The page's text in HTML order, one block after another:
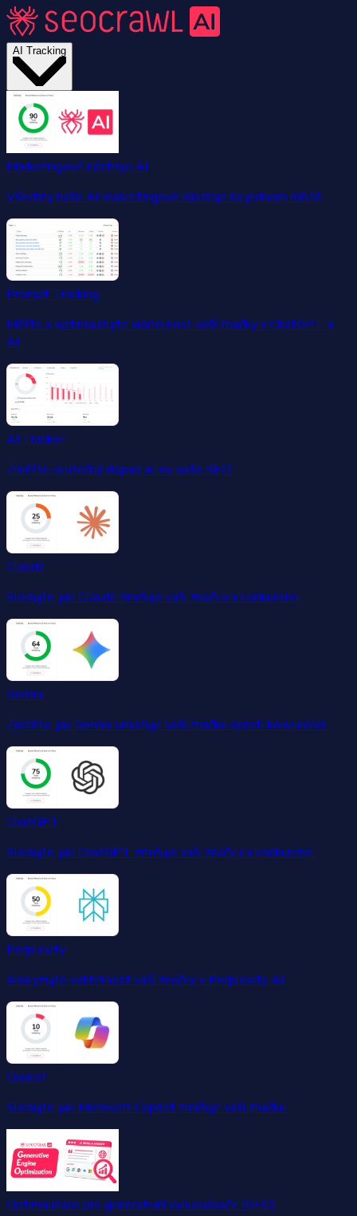
AI Tracking
Marketingové nástroje AI
Všechny naše AI marketingové nástroje na jednom místě.
Prompt Tracking
Měřte a optimalizujte viditelnost vaší značky v ChatGPT a
AI.
AI Tracker
Změřte skutečný dopad AI na vaše SEO.
Claude
Sledujte, jak Claude zmiňuje vaši značku a konkurenci.
Gemini
Zjistěte, jak Gemini umisťuje vaši značku oproti konkurenci.
ChatGPT
Sledujte, jak ChatGPT zmiňuje vaši značku a konkurenci.
Perplexity
Analyzujte viditelnost vaší značky v Perplexity AI.
Copilot
Sledujte, jak Microsoft Copilot zmiňuje vaši značku.
Optimalizace pro generativní vyhledávače (GEO)